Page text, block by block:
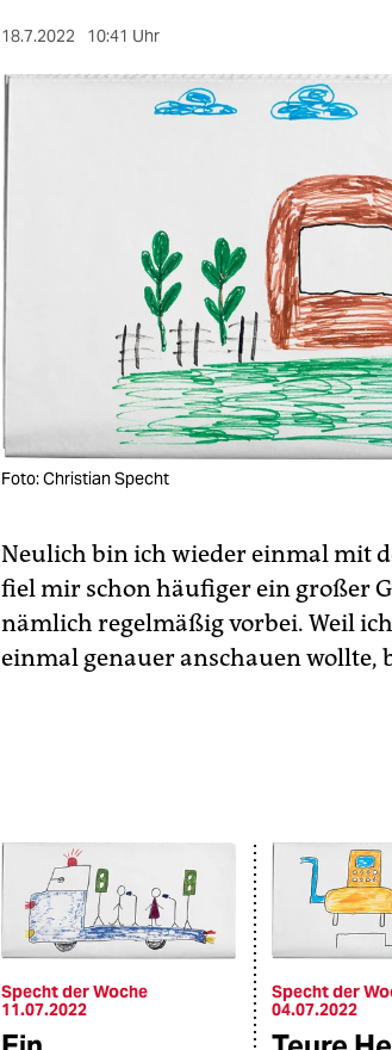
18.7.2022 10:41 Uhr
Foto: Christian Specht
Neulich bin ich wieder einmal mit
fiel mir schon häufiger ein großer
nämlich regelmäßig vorbei. Weil
einmal genauer anschauen wollte,
Specht der Woche
11.07.2022
Specht der
04.07.2022